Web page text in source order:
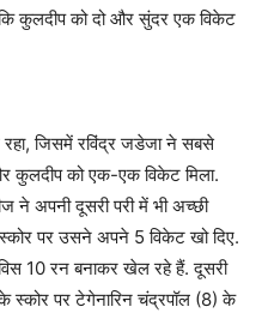
कुलदीप को दो और सुंदर एक विकेट
जिसमें रविंद्र जडेजा ने सबसे
कुलदीप को एक-एक विकेट मिला.
ने अपनी दूसरी परी में भी अच्छी
पर उसने अपने 5 विकेट खो दिए.
10 रन बनाकर खेल रहे हैं. दूसरी
स्कोर पर टेगेनारिन चंद्रपॉल (8) के